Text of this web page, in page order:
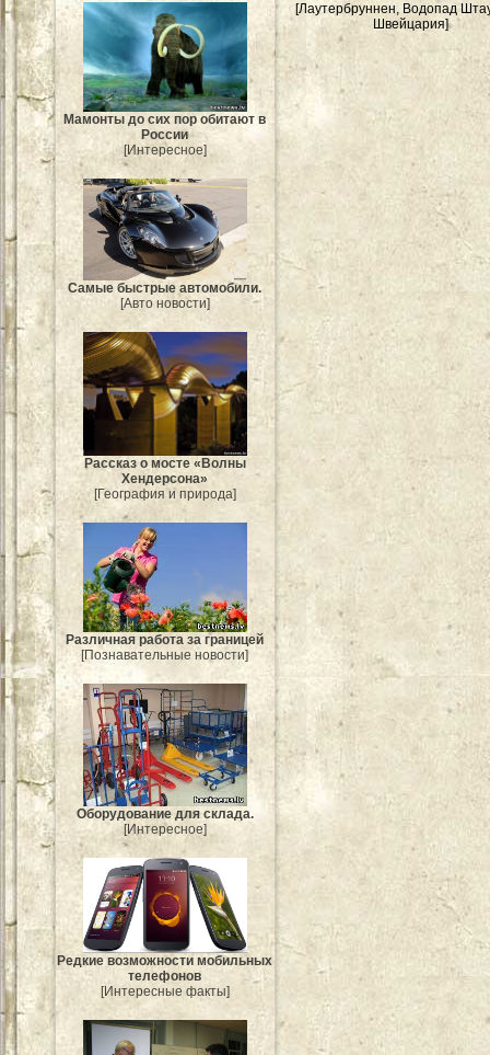
Мамонты до сих пор обитают в
России
[Интересное]
Самые быстрые автомобили.
[Авто новости]
Рассказ о мосте «Волны
Хендерсона»
[География и природа]
Различная работа за границей
[Познавательные новости]
Оборудование для склада.
[Интересное]
Редкие возможности мобильных
телефонов
[Интересные факты]
[Лаутербруннен, Водопад
Швейцария]